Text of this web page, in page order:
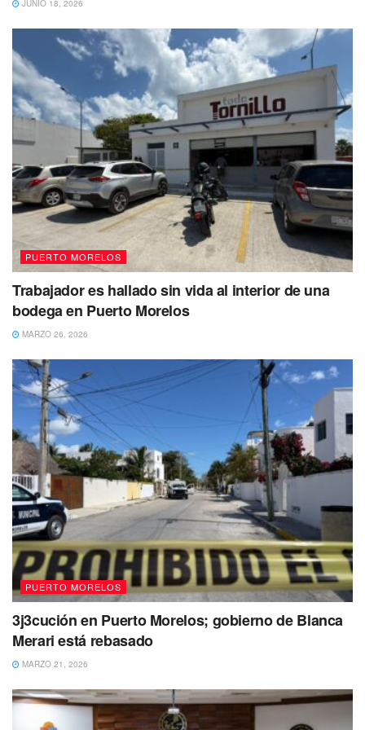
JUNIO 18, 2026
PUERTO MORELOS
Trabajador es hallado sin vida al interior de una
bodega en Puerto Morelos
MARZO 26, 2026
PUERTO MORELOS
3j3cución en Puerto Morelos; gobierno de Blanca
Merari está rebasado
MARZO 21, 2026